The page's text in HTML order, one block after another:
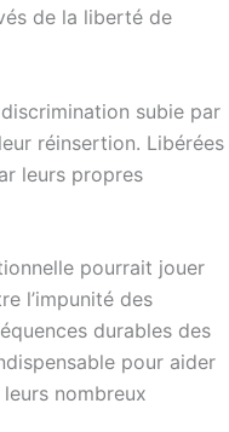
de la liberté de
subie par
réinsertion. Libérées
leurs propres
pourrait jouer
l’impunité des
durables des
pour aider
nombreux